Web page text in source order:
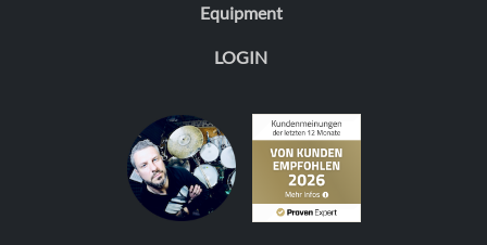
Equipment
LOGIN